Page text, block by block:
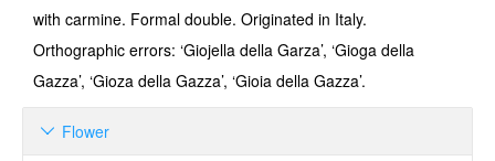
with carmine. For­mal double. Originated in Italy.
Orthographic errors: ‘Giojella della Garza’, ‘Gioga della
Gazza’, ‘Gioza della Gazza’, ‘Gioia della Gazza’.
Flower
